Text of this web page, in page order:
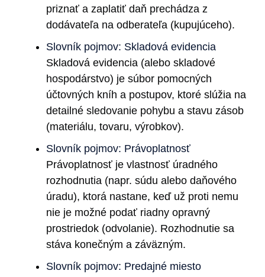
priznať a zaplatiť daň prechádza z
dodávateľa na odberateľa (kupujúceho).
Slovník pojmov: Skladová evidencia
Skladová evidencia (alebo skladové
hospodárstvo) je súbor pomocných
účtovných kníh a postupov, ktoré slúžia na
detailné sledovanie pohybu a stavu zásob
(materiálu, tovaru, výrobkov).
Slovník pojmov: Právoplatnosť
Právoplatnosť je vlastnosť úradného
rozhodnutia (napr. súdu alebo daňového
úradu), ktorá nastane, keď už proti nemu
nie je možné podať riadny opravný
prostriedok (odvolanie). Rozhodnutie sa
stáva konečným a záväzným.
Slovník pojmov: Predajné miesto